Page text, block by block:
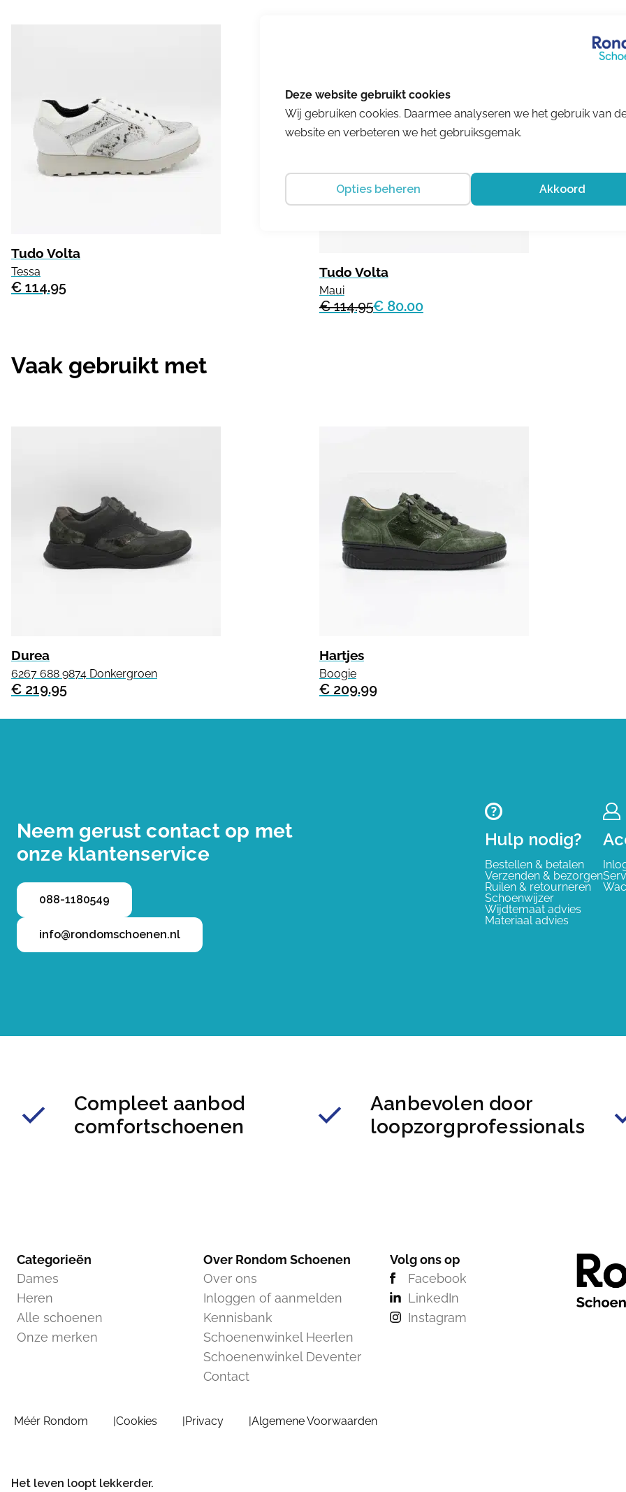
Tudo Volta
Tessa
€ 114.95
Tudo Volta
Maui
€ 114.95€ 80.00
Vaak gebruikt met
Durea
6267 688 9874 Donkergroen
€ 219.95
Hartjes
Boogie
€ 209.99
Neem gerust contact op met
onze klantenservice
088-1180549
info@rondomschoenen.nl
Hulp nodig?
Bestellen & betalen
Verzenden & bezorgen
Ruilen & retourneren
Schoenwijzer
Wijdtemaat advies
Materiaal advies
Compleet aanbod
comfortschoenen
Aanbevolen door
loopzorgprofessionals
Categorieën
Dames
Heren
Alle schoenen
Onze merken
Over Rondom Schoenen
Over ons
Inloggen of aanmelden
Kennisbank
Schoenenwinkel Heerlen
Schoenenwinkel Deventer
Contact
Volg ons op
Facebook
LinkedIn
Instagram
Méér Rondom Cookies Privacy Algemene Voorwaarden
Het leven loopt lekkerder.
Wij gebruiken cookies. Daarmee analyseren we het gebruik van
website en verbeteren we het gebruiksgemak.
Opties beheren Akkoord